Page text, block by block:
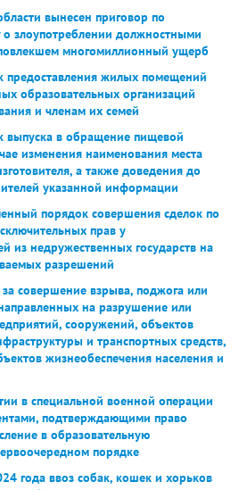
вынесен приговор по
о злоупотреблении должностными
многомиллионный ущерб
предоставления жилых помещений
образовательных организаций
и членам их семей
выпуска в обращение пищевой
изменения наименования места
а также доведения до
указанной информации
порядок совершения сделок по
прав у
из недружественных государств на
разрешений
за совершение взрыва, поджога или
на разрушение или
сооружений, объектов
и транспортных средств,
жизнеобеспечения населения и
в специальной военной операции
подтверждающими право
в образовательную
порядке
года ввоз собак, кошек и хорьков